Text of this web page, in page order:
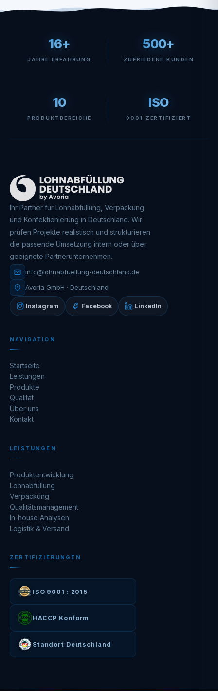
16+
JAHRE ERFAHRUNG
500+
ZUFRIEDENE KUNDEN
10
PRODUKTBEREICHE
ISO
9001 ZERTIFIZIERT
Ihr Partner für Lohnabfüllung, Verpackung
und Konfektionierung in Deutschland. Wir
prüfen Projekte realistisch und strukturieren
die passende Umsetzung intern oder über
geeignete Partnerunternehmen.
info@lohnabfuellung-deutschland.de
Avoria GmbH · Deutschland
Instagram Facebook LinkedIn
NAVIGATION
Startseite
Leistungen
Produkte
Qualität
Über uns
Kontakt
LEISTUNGEN
Produktentwicklung
Lohnabfüllung
Verpackung
Qualitätsmanagement
In-house Analysen
Logistik & Versand
ZERTIFIZIERUNGEN
ISO 9001 : 2015
HACCP Konform
Standort Deutschland